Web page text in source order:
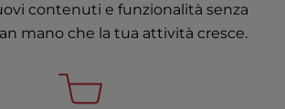
contenuti e funzionalità senza
mano che la tua attività cresce.